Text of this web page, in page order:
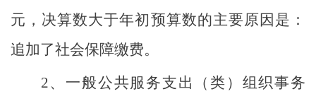
元，决算数大于年初预算数的主要原因是：
追加了社会保障缴费。
2、一般公共服务支出 （类） 组织事务